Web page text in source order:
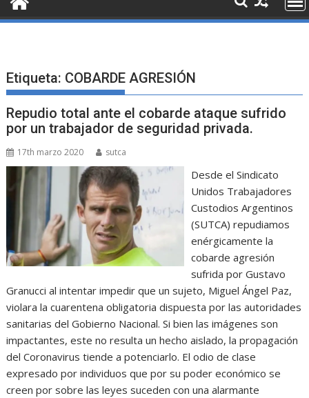
Etiqueta: COBARDE AGRESIÓN
Repudio total ante el cobarde ataque sufrido
por un trabajador de seguridad privada.
17th marzo 2020 sutca
Desde el Sindicato
Unidos Trabajadores
Custodios Argentinos
(SUTCA) repudiamos
enérgicamente la
cobarde agresión
sufrida por Gustavo
Granucci al intentar impedir que un sujeto, Miguel Ángel Paz,
violara la cuarentena obligatoria dispuesta por las autoridades
sanitarias del Gobierno Nacional. Si bien las imágenes son
impactantes, este no resulta un hecho aislado, la propagación
del Coronavirus tiende a potenciarlo. El odio de clase
expresado por individuos que por su poder económico se
creen por sobre las leyes suceden con una alarmante